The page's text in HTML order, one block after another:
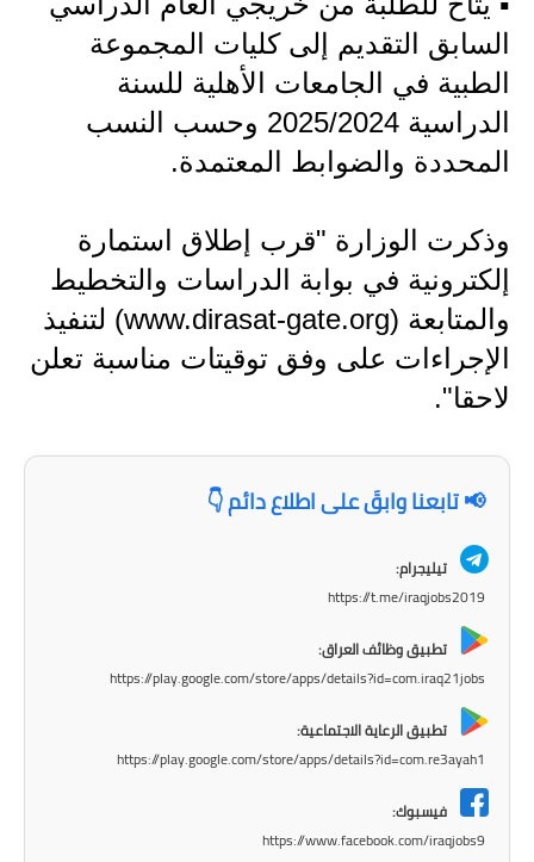
المرحلة الابتدائية
المرحلة المتوسطة
المرحلة الاعدادية
اخبار وقرارات وزارة التعليم
العالي
استمارة القبول المركزي
العطل
السابق التقديم إلى كليات المجموعة
الطبية في الجامعات الأهلية للسنة
الدراسية 2025/2024 وحسب النسب
المحددة والضوابط المعتمدة.
وذكرت الوزارة "قرب إطلاق استمارة
إلكترونية في بوابة الدراسات والتخطيط
والمتابعة (www.dirasat-gate.org) لتنفيذ
الإجراءات على وفق توقيتات مناسبة تعلن
لاحقا".
📢 تابعنا وابقَ على اطلاع دائم 👇
تيليجرام:
https://t.me/iraqjobs2019
تطبيق وظائف العراق:
https://play.google.com/store/apps/details?id=com.iraq21jobs
تطبيق الرعاية الاجتماعية:
https://play.google.com/store/apps/details?id=com.re3ayah1
فيسبوك:
https://www.facebook.com/iraqjobs9